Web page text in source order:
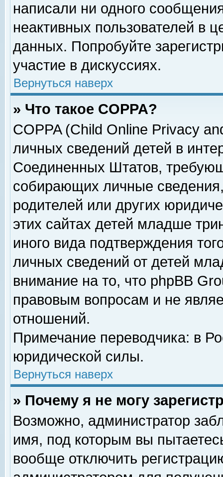
написали ни одного
неактивных пользователей в
данных. Попробуйте
участие в дискуссиях.
Вернуться наверх
» Что такое COPPA?
COPPA (Child Online Privacy
личных сведений детей в
Соединенных Штатов,
собирающих личные
родителей или других
этих сайтах детей младше
иного вида подтверждения
личных сведений от детей
внимание на то, что phpBB
правовым вопросам и не
отношений.
Примечание переводчика: в
юридической силы.
Вернуться наверх
» Почему я не могу
Возможно, администратор
имя, под которым вы
вообще отключить